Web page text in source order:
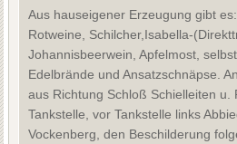
Aus hauseigener Erzeugung gibt
Rotweine, Schilcher,Isabella-
Johannisbeerwein, Apfelmost,
Edelbrände und Ansatzschnäpse.
aus Richtung Schloß Schielleiten u.
Tankstelle, vor Tankstelle links
Vockenberg, den Beschilderung